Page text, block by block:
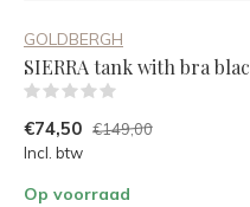
GOLDBERGH
SIERRA tank with bra
€74,50 €149,00
Incl. btw
Op voorraad